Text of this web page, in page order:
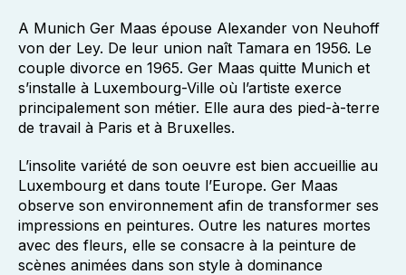
A Munich Ger Maas épouse Alexander von Neuhoff
von der Ley. De leur union naît Tamara en 1956. Le
couple divorce en 1965. Ger Maas quitte Munich et
s’installe à Luxembourg-Ville où l’artiste exerce
principalement son métier. Elle aura des pied-à-terre
de travail à Paris et à Bruxelles.
L’insolite variété de son oeuvre est bien accueillie au
Luxembourg et dans toute l’Europe. Ger Maas
observe son environnement afin de transformer ses
impressions en peintures. Outre les natures mortes
avec des fleurs, elle se consacre à la peinture de
scènes animées dans son style à dominance